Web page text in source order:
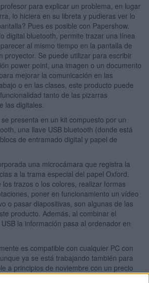
para explicar un problema, en lugar
lo hiciera en su libreta y pudieras ver lo
Pues es posible con Papershow.
digital bluetooth, permite trazar una línea
al mismo tiempo en la pantalla de
proyector. Se puede utilizar para escribir
power point, una imagen o un documento
mejorar la comunicación en las
o en las clases, este producto puede
tanto de las pizarras
las digitales.
presenta en un kit compuesto por un
una llave USB bluetooth (donde está
de entramado digital y papel de
una microcámara que registra la
a la trama especial del papel Oxford.
trazos o los colores, realizar formas
poner en funcionamiento un vídeo
o pasar diapositivas, son algunas de las
producto. Además, al combinar el
la información pasa al ordenador en
es compatible con cualquier PC con
ya se está trabajando también para
a principios de noviembre con un precio